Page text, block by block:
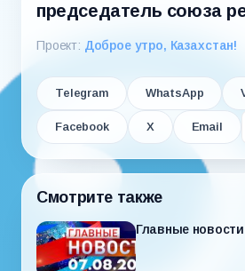
председатель союза
Проект: Доброе утро, Казахстан!
Telegram WhatsApp
Facebook X Email
Смотрите также
Главные новости